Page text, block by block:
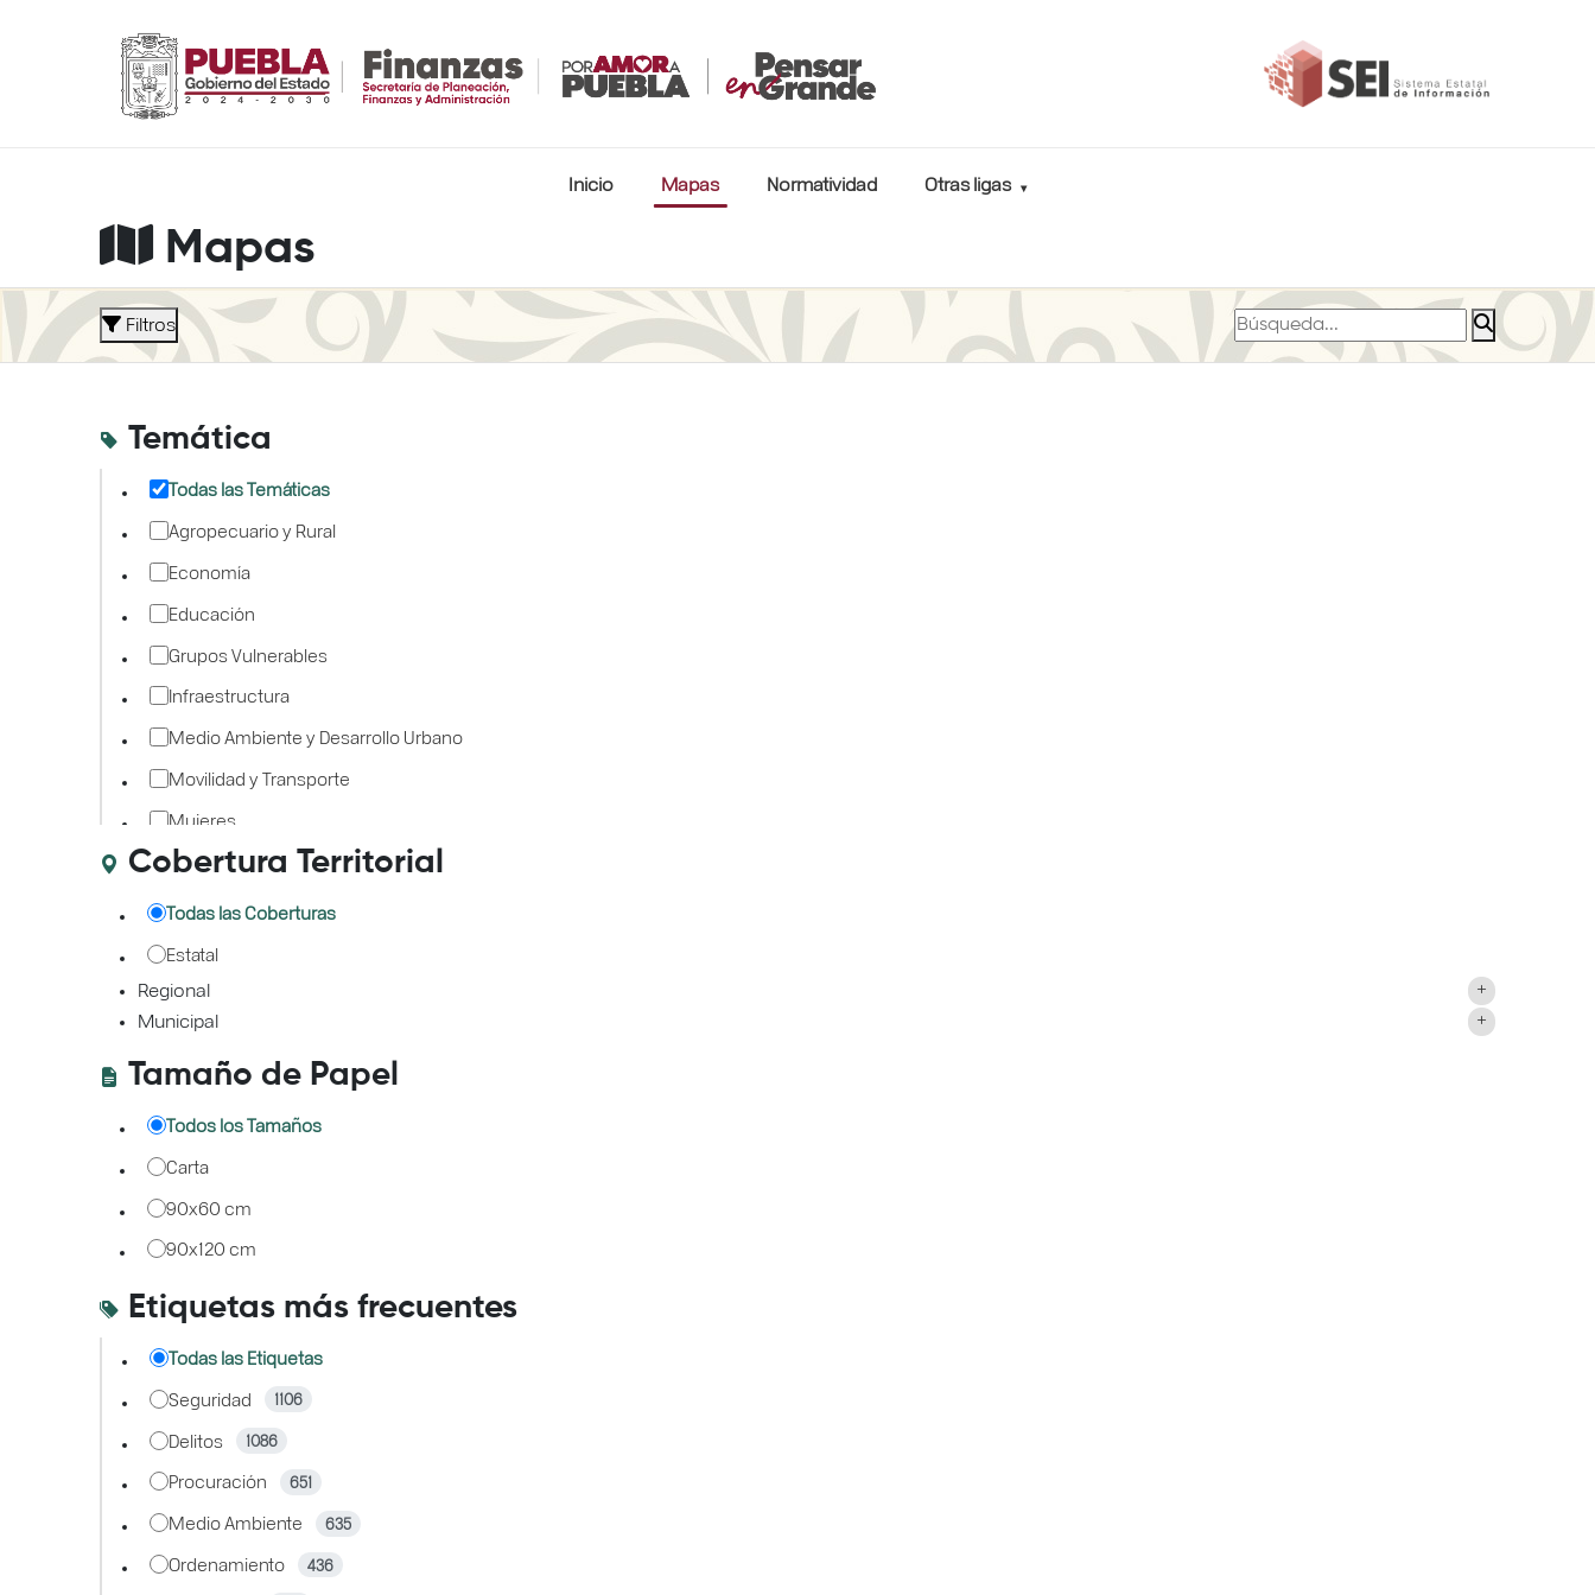
Inicio Mapas Normatividad Otras ligas ▾
Mapas
Filtros
Temática
Todas las Temáticas
Agropecuario y Rural
Economía
Educación
Grupos Vulnerables
Infraestructura
Medio Ambiente y Desarrollo Urbano
Movilidad y Transporte
Mujeres
Procuración de Justicia
Salud
Seguridad Pública
Turismo
Cobertura Territorial
Todas las Coberturas
Estatal
Regional
Municipal
Tamaño de Papel
Todos los Tamaños
Carta
90x60 cm
90x120 cm
Etiquetas más frecuentes
Todas las Etiquetas
Seguridad
1106
Delitos 1086
Procuración 651
Medio Ambiente 635
Ordenamiento 436